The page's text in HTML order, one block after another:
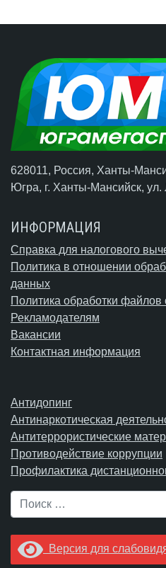
628011, Россия, Ханты-
Югра, г. Ханты-Мансийск, ул.
ИНФОРМАЦИЯ
Справка для налогового
Политика в отношении
данных
Политика обработки файлов
Рекламодателям
Вакансии
Контактная информация
Антидопинг
Антинаркотическая
Антитеррористические
Противодействие коррупции
Профилактика
Поиск
Версия для